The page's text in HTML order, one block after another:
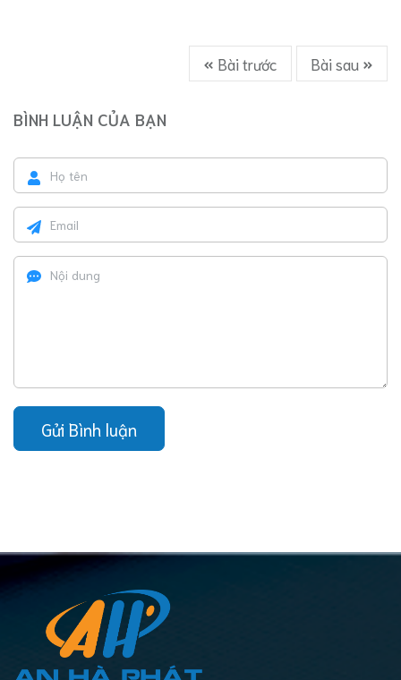
Bài trước Bài sau
BÌNH LUẬN CỦA BẠN
Gửi Bình luận